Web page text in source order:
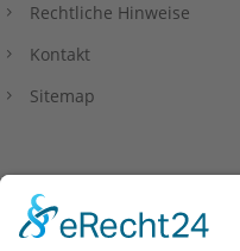
Rechtliche Hinweise
Kontakt
Sitemap
Datenschutzerklärung
Privacy Policy